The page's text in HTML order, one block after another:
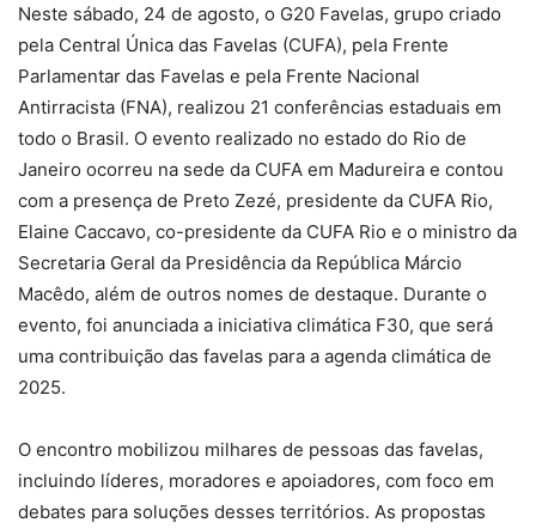
Neste sábado, 24 de agosto, o G20 Favelas, grupo criado
pela Central Única das Favelas (CUFA), pela Frente
Parlamentar das Favelas e pela Frente Nacional
Antirracista (FNA), realizou 21 conferências estaduais em
todo o Brasil. O evento realizado no estado do Rio de
Janeiro ocorreu na sede da CUFA em Madureira e contou
com a presença de Preto Zezé, presidente da CUFA Rio,
Elaine Caccavo, co-presidente da CUFA Rio e o ministro da
Secretaria Geral da Presidência da República Márcio
Macêdo, além de outros nomes de destaque. Durante o
evento, foi anunciada a iniciativa climática F30, que será
uma contribuição das favelas para a agenda climática de
2025.
O encontro mobilizou milhares de pessoas das favelas,
incluindo líderes, moradores e apoiadores, com foco em
debates para soluções desses territórios. As propostas